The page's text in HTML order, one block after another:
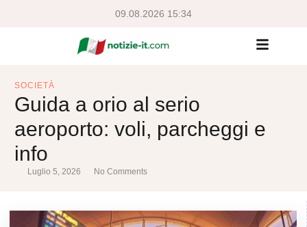
09.08.2026 15:34
SOCIETÀ
Guida a orio al serio
aeroporto: voli, parcheggi e
info
Luglio 5, 2026 No Comments